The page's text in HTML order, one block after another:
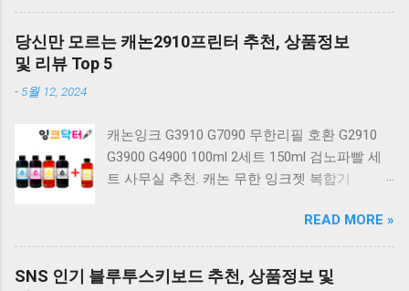
밍 유선키보드 갈축 일반형 레트로 베이지. 체리
키보드 G803000S TKL RGB 게이밍 텐키리스 기
계식 키보드 4종 축 선택 저소음적축 블랙. 체리
베이지 K517 Retro. COX CK01 교체축 사이드
RGB 게이밍 기계식 키보드 네이비 CK01NV적축
일반형. 체리키보드 XTRFY MX BOARD 3.1 RGB
COX 기계식 게이밍 키보드 갈축 그레이 화이트
CK01 TKL 텐키리스 기계식키보드 구매를 고려
하실 때, 추가 할인 혜택을 놓치지 마세요. 다양
당신만 모르는 캐논2910프린터 추천, 상품정보
및 리뷰 Top 5
- 5월 12, 2024
캐논잉크 G3910 G7090 무한리필 호환 G2910
G3900 G4900 100ml 2세트 150ml 검노파빨 세
트 사무실 추천. 캐논 무한 잉크젯 복합기
논 PIXMA G2910 잉크포함 정품 무한복합기 컬
러 잉크젯복합기 가정용프린터 상세정보참조.
캐논 G시리즈 프린터 정품 헤드 카트리지
READ MORE »
SNS 인기 블루투스키보드 추천, 상품정보 및